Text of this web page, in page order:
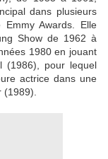
dans plusieurs
Awards. Elle
Show de 1962 à
1980 en jouant
(1986), pour lequel
actrice dans une